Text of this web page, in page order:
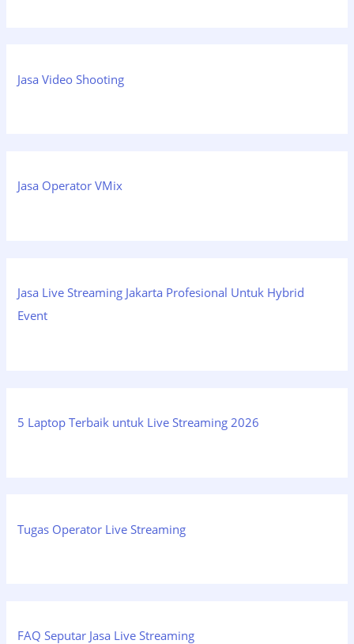
Jasa Video Shooting
Jasa Operator VMix
Jasa Live Streaming Jakarta Profesional Untuk Hybrid
Event
5 Laptop Terbaik untuk Live Streaming 2026
Tugas Operator Live Streaming
FAQ Seputar Jasa Live Streaming